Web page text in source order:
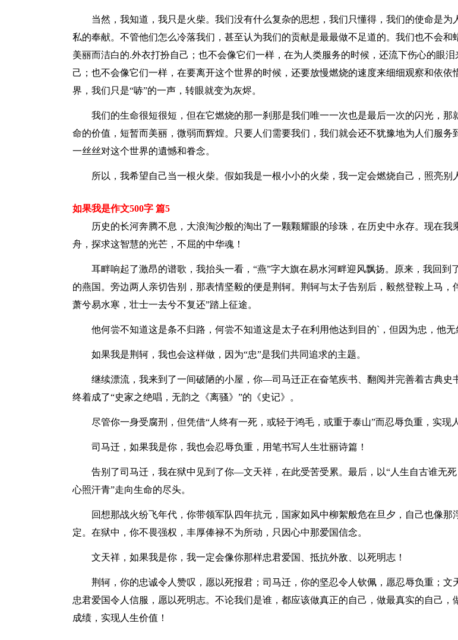
当然，我知道，我只是火柴。我们没有什么复杂的思想，我们只懂得，我们的使命是为
私的奉献。不管他们怎么冷落我们，甚至认为我们的贡献是最最做不足道的。我们也不会和
美丽而洁白的.外衣打扮自己；也不会像它们一样，在为人类服务的时候，还流下伤心的眼泪
己；也不会像它们一样，在要离开这个世界的时候，还要放慢燃烧的速度来细细观察和依依
界，我们只是“哧”的一声，转眼就变为灰烬。
我们的生命很短很短，但在它燃烧的那一刹那是我们唯一一次也是最后一次的闪光，那
命的价值，短暂而美丽，微弱而辉煌。只要人们需要我们，我们就会还不犹豫地为人们服务
一丝丝对这个世界的遺憾和眷念。
所以，我希望自己当一根火柴。假如我是一根小小的火柴，我一定会燃烧自己，照亮别
如果我是作文500字 篇5
历史的长河奔腾不息，大浪淘沙般的淘出了一颗颗耀眼的珍珠，在历史中永存。现在我
舟，探求这智慧的光芒，不屈的中华魂！
耳畔响起了激昂的谱歌，我抬头一看，“燕”字大旗在易水河畔迎风飘扬。原来，我回到
的燕国。旁边两人亲切告别，那表情坚毅的便是荆轲。荆轲与太子告别后，毅然登鞍上马，
萧兮易水寒，壮士一去兮不复还”踏上征途。
他何尝不知道这是条不归路，何尝不知道这是太子在利用他达到目的`，但因为忠，他无
如果我是荆轲，我也会这样做，因为“忠”是我们共同追求的主题。
继续漂流，我来到了一间破陋的小屋，你—司马迁正在奋笔疾书、翻阅并完善着古典史
终着成了“史家之绝唱，无韵之《离骚》”的《史记》。
尽管你一身受腐刑，但凭借“人终有一死，或轻于鸿毛，或重于泰山”而忍辱负重，实现
司马迁，如果我是你，我也会忍辱负重，用笔书写人生壮丽诗篇！
告别了司马迁，我在狱中见到了你—文天祥，在此受苦受累。最后，以“人生自古谁无死
心照汗青”走向生命的尽头。
回想那战火纷飞年代，你带领军队四年抗元，国家如风中柳絮般危在旦夕，自己也像那
定。在狱中，你不畏强权，丰厚俸禄不为所动，只因心中那爱国信念。
文天祥，如果我是你，我一定会像你那样忠君爱国、抵抗外敌、以死明志！
荆轲，你的忠诚令人赞叹，愿以死报君；司马迁，你的坚忍令人钦佩，愿忍辱负重；文
忠君爱国令人信服，愿以死明志。不论我们是谁，都应该做真正的自己，做最真实的自己，
成绩，实现人生价值！